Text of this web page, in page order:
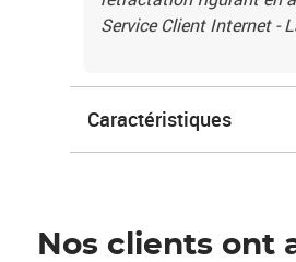
Service Client Internet -
Caractéristiques
Nos clients ont